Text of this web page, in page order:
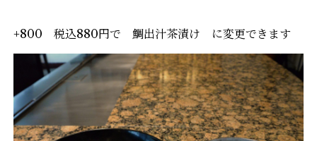
+800 税込880円で 鯛出汁茶漬け に変更できます